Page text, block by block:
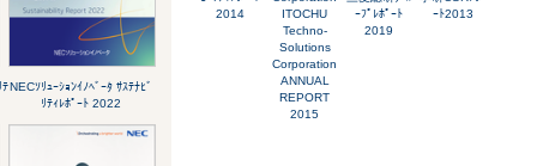
ﾃNECｿﾘｭｰｼｮﾝｲﾉﾍﾞｰﾀ ｻｽﾃﾅﾋﾞ
ﾘﾃｨﾚﾎﾟｰﾄ 2022
2014
ITOCHU
Techno-
Solutions
Corporation
ANNUAL
REPORT
2015
ｰﾌﾟﾚﾎﾟｰﾄ
2019
ｰﾄ2013